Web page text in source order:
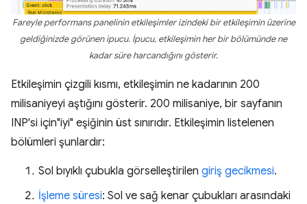
Fareyle performans panelinin etkileşimler izindeki bir etkileşimin üzerine
geldiğinizde görünen ipucu. İpucu, etkileşimin her bir bölümünde ne
kadar süre harcandığını gösterir.
Etkileşimin çizgili kısmı, etkileşimin ne kadarının 200
milisaniyeyi aştığını gösterir. 200 milisaniye, bir sayfanın
INP'si için"iyi" eşiğinin üst sınırıdır. Etkileşimin listelenen
bölümleri şunlardır:
Sol bıyıklı çubukla görselleştirilen giriş gecikmesi.
İşleme süresi: Sol ve sağ kenar çubukları arasındaki